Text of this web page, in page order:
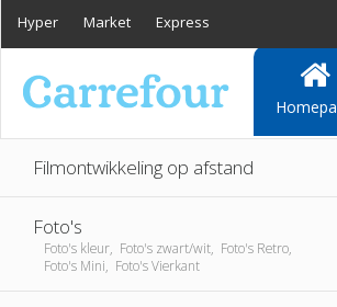
Hyper Market Express
Filmontwikkeling op afstand
Foto's
Foto's kleur, Foto's zwart/wit, Foto's Retro,
Foto's Mini, Foto's Vierkant